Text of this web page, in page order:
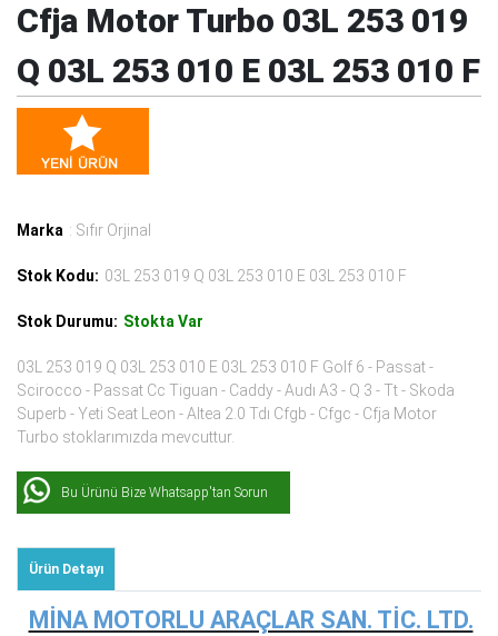
Cfja Motor Turbo 03L 253 019
Q 03L 253 010 E 03L 253 010 F
Marka : Sıfır Orjinal
Stok Kodu: 03L 253 019 Q 03L 253 010 E 03L 253 010 F
Stok Durumu: Stokta Var
03L 253 019 Q 03L 253 010 E 03L 253 010 F Golf 6 - Passat -
Scirocco - Passat Cc Tiguan - Caddy - Audı A3 - Q 3 - Tt - Skoda
Superb - Yeti Seat Leon - Altea 2.0 Tdı Cfgb - Cfgc - Cfja Motor
Turbo stoklarımızda mevcuttur.
Bu Ürünü Bize Whatsapp'tan Sorun
Ürün Detayı
MİNA MOTORLU ARAÇLAR SAN. TİC. LTD.